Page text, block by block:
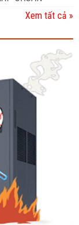
Xem tất cả »